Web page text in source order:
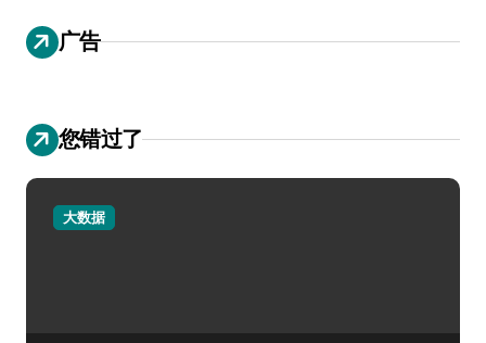
广告
您错过了
大数据